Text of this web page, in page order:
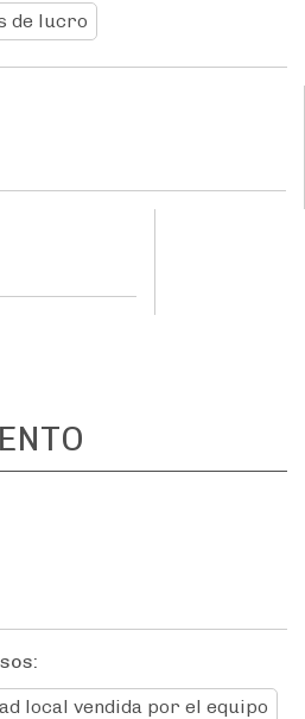
de lucro
local vendida por el equipo